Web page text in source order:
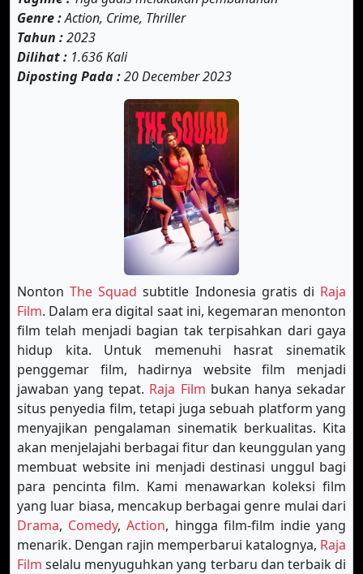
Genre :Action, Crime, Thriller
Tahun :2023
Dilihat : 1.636 Kali
Diposting Pada :20 December 2023
NontonThe Squad subtitle Indonesia gratis di Raja
Film. Dalam era digital saat ini, kegemaran menonton
film telah menjadi bagian tak terpisahkan dari gaya
hidup kita. Untuk memenuhi hasrat sinematik
penggemar film, hadirnya website film menjadi
jawaban yang tepat. Raja Film bukan hanya sekadar
situs penyedia film, tetapi juga sebuah platform yang
menyajikan pengalaman sinematik berkualitas. Kita
akan menjelajahi berbagai fitur dan keunggulan yang
membuat website ini menjadi destinasi unggul bagi
para pencinta film. Kami menawarkan koleksi film
yang luar biasa, mencakup berbagai genre mulai dari
Drama, Comedy,Action, hingga film-film indie yang
menarik. Dengan rajin memperbarui katalognya, Raja
Film selalu menyuguhkan yang terbaru dan terbaik di